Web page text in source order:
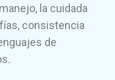
la cuidada
consistencia
de